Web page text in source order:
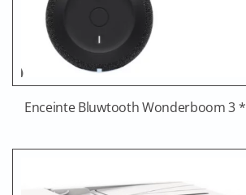
Enceinte Bluwtooth Wonderboom 3 *